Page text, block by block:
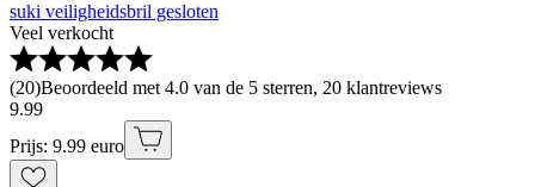
suki veiligheidsbril gesloten
Veel verkocht
(20)Beoordeeld met 4.0 van de 5 sterren, 20 klantreviews
9.99
Prijs: 9.99 euro